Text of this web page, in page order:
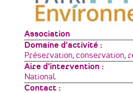
Type
de
structure
Association
Domaine d'activité
Préservation, conservation,
Aire d'intervention
National
Contact :